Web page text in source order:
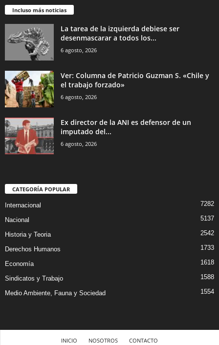
Incluso más noticias
La tarea de la izquierda debiese ser
desenmascarar a todos los...
6 agosto, 2026
Ver: Columna de Patricio Guzman S. «Chile y
el trabajo forzado»
6 agosto, 2026
Ex director de la ANI es defensor de un
imputado del...
6 agosto, 2026
CATEGORÍA POPULAR
Internacional 7282
Nacional 5137
Historia y Teoria 2542
Derechos Humanos 1733
Economía 1618
Sindicatos y Trabajo 1588
Medio Ambiente, Fauna y Sociedad 1554
INICIO NOSOTROS CONTACTO